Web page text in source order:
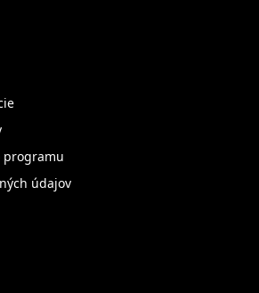
programu
údajov